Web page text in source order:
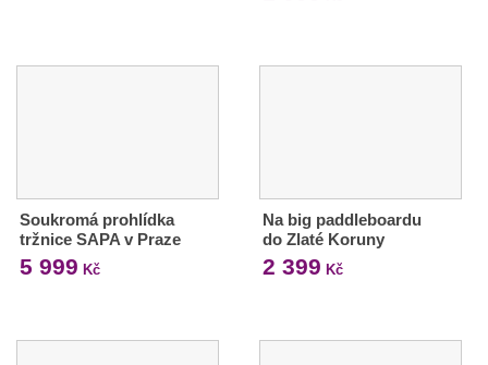
Soukromá prohlídka
tržnice SAPA v Praze
5 999 Kč
Na big paddleboardu
do Zlaté Koruny
2 399 Kč